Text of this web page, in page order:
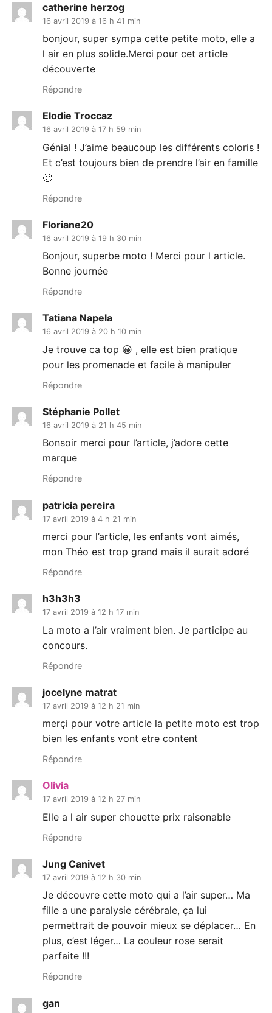
catherine herzog
16 avril 2019 à 16 h 41 min
bonjour, super sympa cette petite moto, elle a
l air en plus solide.Merci pour cet article
découverte
Répondre
Elodie Troccaz
16 avril 2019 à 17 h 59 min
Génial ! J’aime beaucoup les différents coloris !
Et c’est toujours bien de prendre l’air en famille
🙂
Répondre
Floriane20
16 avril 2019 à 19 h 30 min
Bonjour, superbe moto ! Merci pour l article.
Bonne journée
Répondre
Tatiana Napela
16 avril 2019 à 20 h 10 min
Je trouve ca top 😀 , elle est bien pratique
pour les promenade et facile à manipuler
Répondre
Stéphanie Pollet
16 avril 2019 à 21 h 45 min
Bonsoir merci pour l’article, j’adore cette
marque
Répondre
patricia pereira
17 avril 2019 à 4 h 21 min
merci pour l’article, les enfants vont aimés,
mon Théo est trop grand mais il aurait adoré
Répondre
h3h3h3
17 avril 2019 à 12 h 17 min
La moto a l’air vraiment bien. Je participe au
concours.
Répondre
jocelyne matrat
17 avril 2019 à 12 h 21 min
merçi pour votre article la petite moto est trop
bien les enfants vont etre content
Répondre
Olivia
17 avril 2019 à 12 h 27 min
Elle a l air super chouette prix raisonable
Répondre
Jung Canivet
17 avril 2019 à 12 h 30 min
Je découvre cette moto qui a l’air super… Ma
fille a une paralysie cérébrale, ça lui
permettrait de pouvoir mieux se déplacer… En
plus, c’est léger… La couleur rose serait
parfaite !!!
Répondre
gan